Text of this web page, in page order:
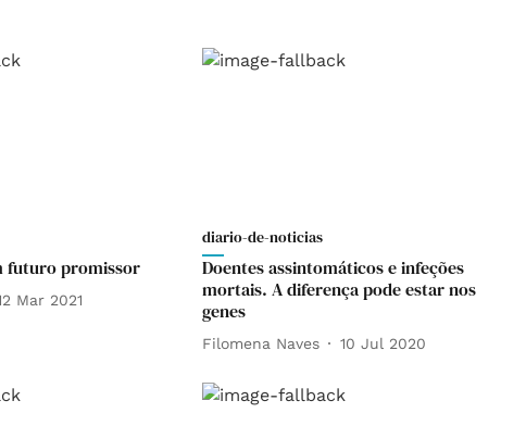
futuro promissor
Mar 2021
diario-de-noticias
Doentes assintomáticos e infeções
mortais. A diferença pode estar nos
genes
Filomena Naves 10 Jul 2020